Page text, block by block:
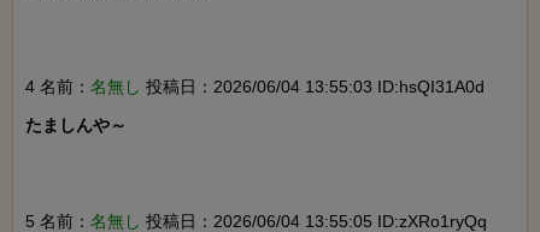
4 名前： 名無し 投稿日：2026/06/04 13:55:03 ID:hsQI31A0d
たましんや～
5 名前： 名無し 投稿日：2026/06/04 13:55:05 ID:zXRo1ryQq